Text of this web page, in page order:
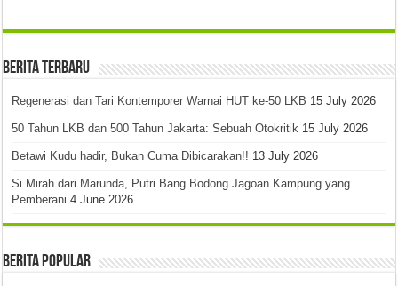
Berita Terbaru
Regenerasi dan Tari Kontemporer Warnai HUT ke-50 LKB 15 July 2026
50 Tahun LKB dan 500 Tahun Jakarta: Sebuah Otokritik 15 July 2026
Betawi Kudu hadir, Bukan Cuma Dibicarakan!! 13 July 2026
Si Mirah dari Marunda, Putri Bang Bodong Jagoan Kampung yang
Pemberani 4 June 2026
Berita Popular